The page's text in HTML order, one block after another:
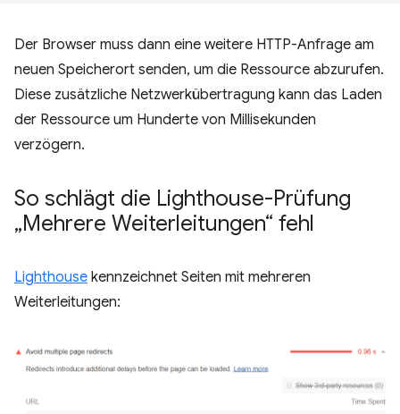
Der Browser muss dann eine weitere HTTP-Anfrage am
neuen Speicherort senden, um die Ressource abzurufen.
Diese zusätzliche Netzwerkübertragung kann das Laden
der Ressource um Hunderte von Millisekunden
verzögern.
So schlägt die Lighthouse-Prüfung
„Mehrere Weiterleitungen“ fehl
Lighthouse kennzeichnet Seiten mit mehreren
Weiterleitungen: